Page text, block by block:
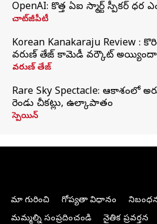
OpenAI: కొత్త ఏఐ స్మార్ట్ స్పీకర్ ధర
చాట్‌జీపీటీ
Korean Kanakaraju Review :
వరుణ్ తేజ్ కామెడీ వర్కౌట్
వరుణ్ తేజ్
Rare Sky Spectacle: ఆకాశంలో
రెండు చీకట్లు, ఉల్కాపాతం
స్పెయిన్
మా గురించి గోప్యతా విధానం
మమ్మల్ని సంప్రదించండి
నైతిక ప్రవర్తన